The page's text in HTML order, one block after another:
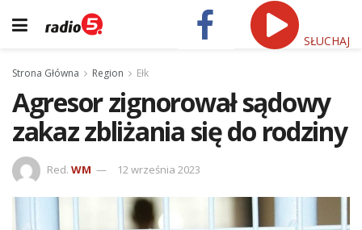
SŁUCHAJ
Strona Główna Region Ełk
Agresor zignorował sądowy
zakaz zbliżania się do rodziny
Red. WM 12 września 2023